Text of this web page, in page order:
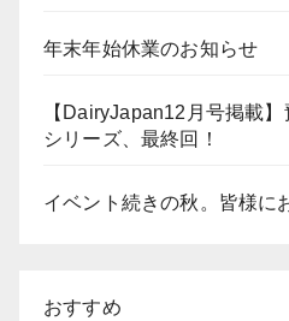
年末年始休業のお知らせ
【DairyJapan12月号掲載
シリーズ、最終回！
イベント続きの秋。皆様に
おすすめ